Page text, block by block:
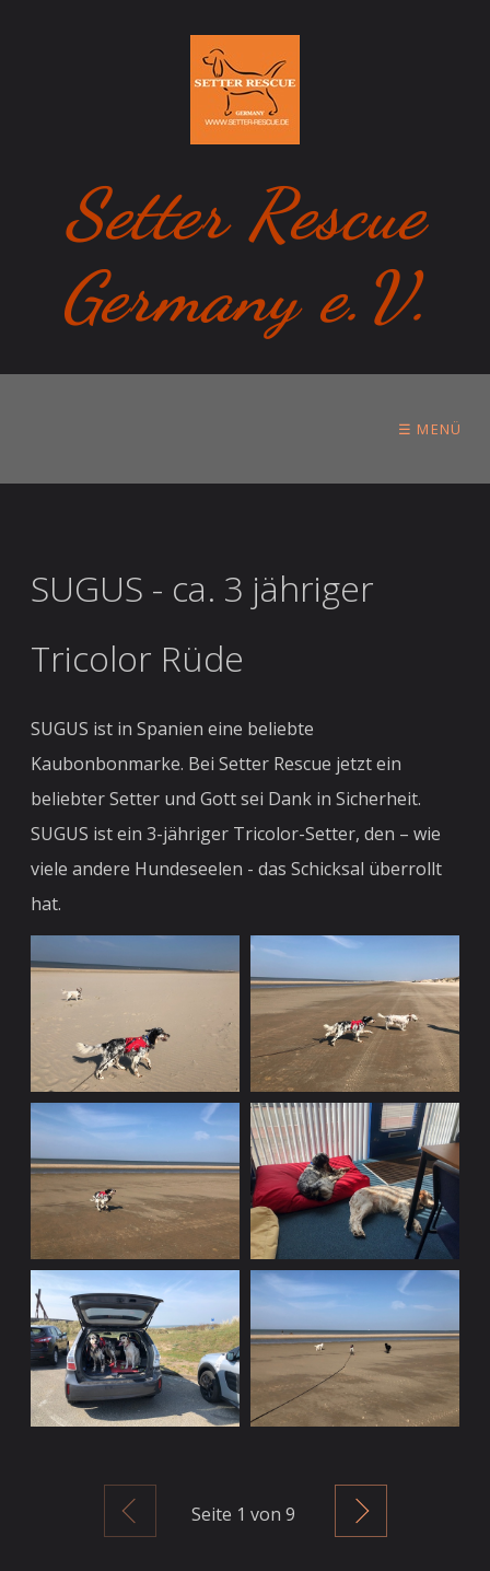
Setter Rescue
Germany e.V.
☰ MENÜ
SUGUS - ca. 3 jähriger
Tricolor Rüde
SUGUS ist in Spanien eine beliebte
Kaubonbonmarke. Bei Setter Rescue jetzt ein
beliebter Setter und Gott sei Dank in Sicherheit.
SUGUS ist ein 3-jähriger Tricolor-Setter, den – wie
viele andere Hundeseelen - das Schicksal überrollt
hat.
Zurück
Seite 1 von 9